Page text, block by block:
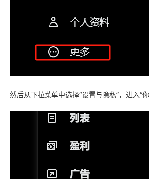
然后从下拉菜单中选择“设置与隐私”，进入“你